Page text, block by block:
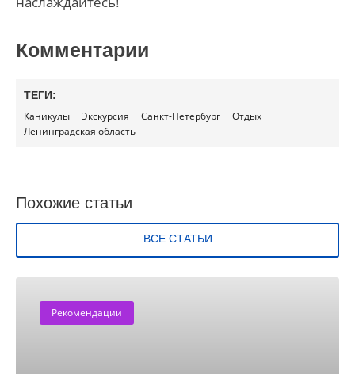
Комментарии
ТЕГИ:
Каникулы Экскурсия Санкт-Петербург
Отдых
Ленинградская область
Похожие статьи
ВСЕ СТАТЬИ
Рекомендации